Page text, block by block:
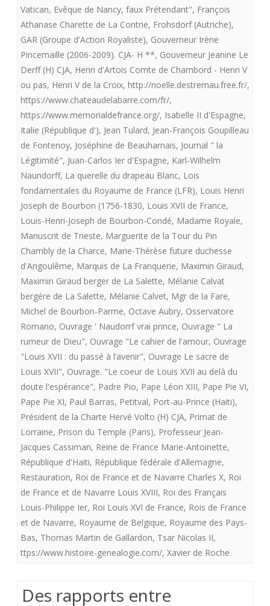
Vatican, Evêque de Nancy, faux Prétendant", François
Athanase Charette de La Contrie, Frohsdorf (Autriche),
GAR (Groupe d'Action Royaliste), Gouverneur Irène
Pincemaille (2006-2009). CJA- H **, Gouverneur Jeanine Le
Derff (H) CJA, Henri d'Artois Comte de Chambord - Henri V
ou pas, Henri V de la Croix, http://noelle.destremau.free.fr/,
https://www.chateaudelabarre.com/fr/,
https://www.memorialdefrance.org/, Isabelle II d'Espagne,
Italie (République d'), Jean Tulard, Jean-François Goupilleau
de Fontenoy, Joséphine de Beauharnais, Journal " la
Légitimité", Juan-Carlos Ier d'Espagne, Karl-Wilhelm
Naundorff, La querelle du drapeau Blanc, Lois
fondamentales du Royaume de France (LFR), Louis Henri
Joseph de Bourbon (1756-1830, Louis XVII de France,
Louis-Henri-Joseph de Bourbon-Condé, Madame Royale,
Manuscrit de Trieste, Marguerite de la Tour du Pin
Chambly de la Charce, Marie-Thérèse future duchesse
d'Angoulême, Marquis de La Franquerie, Maximin Giraud,
Maximin Giraud berger de La Salette, Mélanie Calvat
bergére de La Salette, Mélanie Calvet, Mgr de la Fare,
Michel de Bourbon-Parme, Octave Aubry, Osservatore
Romano, Ouvrage ' Naudorrf vrai prince, Ouvrage " La
rumeur de Dieu", Ouvrage "Le cahier de l'amour, Ouvrage
"Louis XVII : du passé à l’avenir", Ouvrage Le sacre de
Louis XVII", Ouvrage. "Le coeur de Louis XVII au delà du
doute l'espérance", Padre Pio, Pape Léon XIII, Pape Pie VI,
Pape Pie XI, Paul Barras, Petitval, Port-au-Prince (Haiti),
Président de la Charte Hervé Volto (H) CJA, Primat de
Lorraine, Prison du Temple (Paris), Professeur Jean-
Jacques Cassiman, Reine de France Marie-Antoinette,
République d'Haiti, République fédérale d'Allemagne,
Restauration, Roi de France et de Navarre Charles X, Roi
de France et de Navarre Louis XVIII, Roi des Français
Louis-Philippe Ier, Roi Louis XVI de France, Rois de France
et de Navarre, Royaume de Belgique, Royaume des Pays-
Bas, Thomas Martin de Gallardon, Tsar Nicolas II,
ttps://www.histoire-genealogie.com/, Xavier de Roche
Des rapports entre